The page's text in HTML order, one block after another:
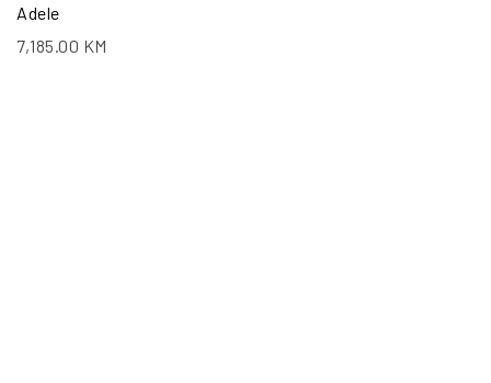
Adele
7,185.00 KM